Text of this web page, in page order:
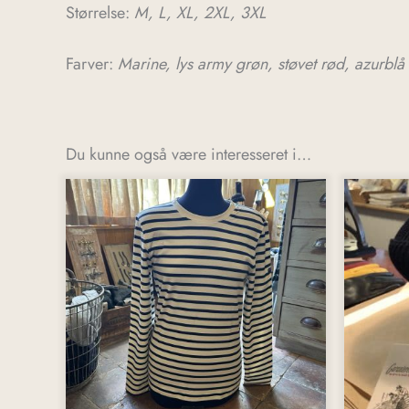
Størrelse: M, L, XL, 2XL, 3XL
Farver: Marine, lys army grøn, støvet rød,
Du kunne også være interesseret i…
Dette
vare
har
flere
varianter.
Mulighederne
kan
vælges
på
Dette
vare
har
flere
kan
vælges
på